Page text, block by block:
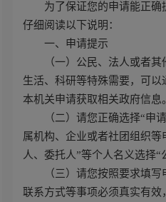
为了保证您的申请能正
仔细阅读以下说明：
一、申请提示
（一）公民、法人或者其
生活、科研等特殊需要，可以
本机关申请获取相关政府信息。
（二）请您正确选择“申
属机构、企业或者社团组织等
人、委托人”等个人名义选择“
（三）请您按照要求填写
联系方式等事项必须真实有